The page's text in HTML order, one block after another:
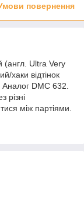
повернення
(англ. Ultra Very
хаки відтінок
DMC 632.
різні
між партіями.